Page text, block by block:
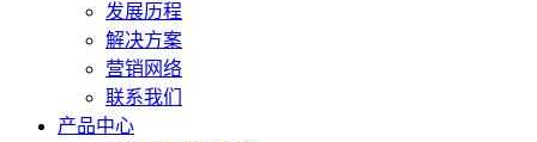
发展历程
解决方案
营销网络
联系我们
产品中心